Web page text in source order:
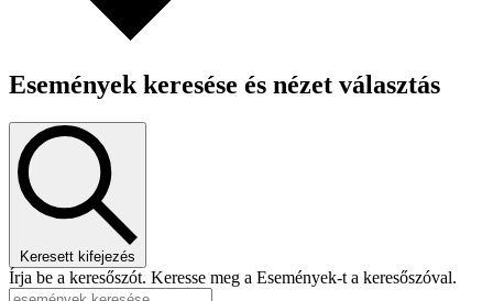
Események keresése és nézet választás
Keresett kifejezés
Írja be a keresőszót. Keresse meg a Események-t a keresőszóval.